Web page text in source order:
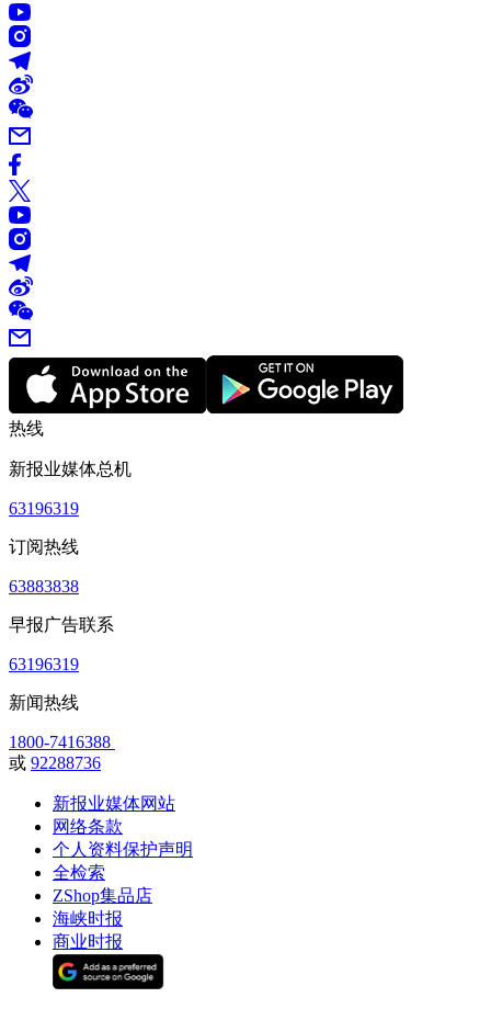
热线
新报业媒体总机
63196319
订阅热线
63883838
早报广告联系
63196319
新闻热线
1800-7416388
或 92288736
新报业媒体网站
网络条款
个人资料保护声明
全检索
ZShop集品店
海峡时报
商业时报